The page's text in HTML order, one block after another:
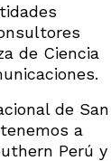
de Ciencia
de San
a
Perú y